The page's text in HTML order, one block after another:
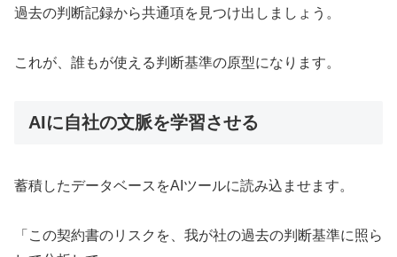
過去の判断記録から共通項を見つけ出しましょう。
これが、誰もが使える判断基準の原型になります。
AIに自社の文脈を学習させる
蓄積したデータベースをAIツールに読み込ませます。
「この契約書のリスクを、我が社の過去の判断基準に照ら